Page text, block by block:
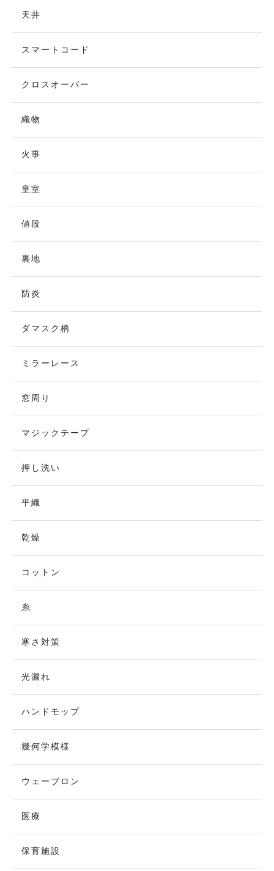
天井
スマートコード
クロスオーバー
織物
火事
皇室
値段
裏地
防炎
ダマスク柄
ミラーレース
窓周り
マジックテープ
押し洗い
平織
乾燥
コットン
糸
寒さ対策
光漏れ
ハンドモップ
幾何学模様
ウェーブロン
医療
保育施設